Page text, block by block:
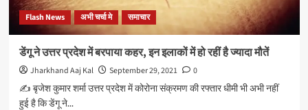
संयुक्त
महामंत्री
बनाए
Flash News अभी चर्चा मे समाचार
डेंगू ने उत्तर प्रदेश में बरपाया कहर, इन इलाकों में हो रहीं है ज्यादा मौतें
Jharkhand Aaj Kal September 29, 2021
0
✍️ बृजेश कुमार शर्मा उत्तर प्रदेश में कोरोना संक्रमण की रफ्तार धीमी भी अभी नहीं
हुई है कि डेंगू ने...